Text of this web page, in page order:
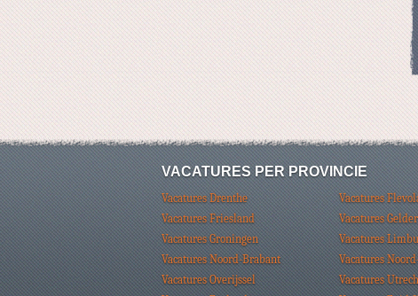
VACATURES PER PROVINCIE
Vacatures Drenthe
Vacatures
Vacatures Friesland
Vacatures
Vacatures Groningen
Vacatures
Vacatures Noord-Brabant
Vacatures
Vacatures Overijssel
Vacatures